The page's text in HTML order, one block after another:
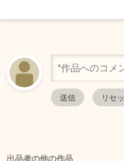
出品者の他の作品